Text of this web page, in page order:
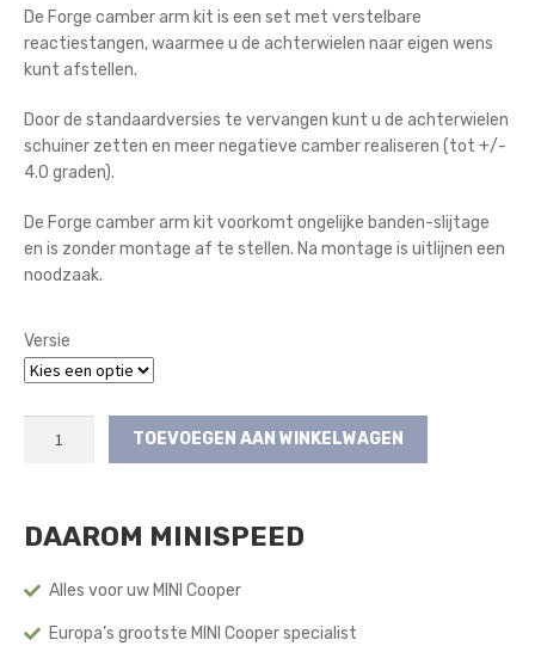
tot
De Forge camber arm kit is een set met verstelbare
reactiestangen, waarmee u de achterwielen naar eigen wens
kunt afstellen.
Door de standaardversies te vervangen kunt u de achterwielen
schuiner zetten en meer negatieve camber realiseren (tot +/-
4.0 graden).
De Forge camber arm kit voorkomt ongelijke banden-slijtage
en is zonder montage af te stellen. Na montage is uitlijnen een
noodzaak.
Versie
aantal
TOEVOEGEN AAN WINKELWAGEN
DAAROM MINISPEED
Alles voor uw MINI Cooper
Europa’s grootste MINI Cooper specialist